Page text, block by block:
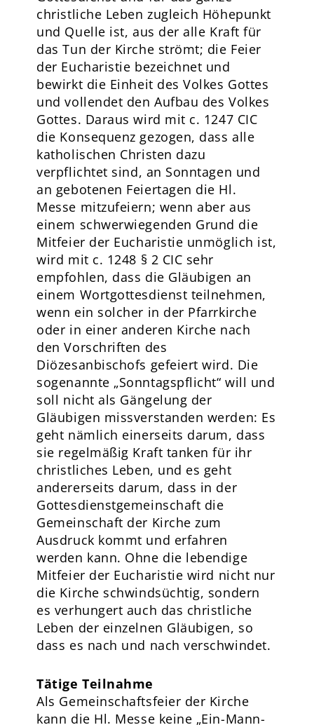
christliche Leben zugleich Höhepunkt
und Quelle ist, aus der alle Kraft für
das Tun der Kirche strömt; die Feier
der Eucharistie bezeichnet und
bewirkt die Einheit des Volkes Gottes
und vollendet den Aufbau des Volkes
Gottes. Daraus wird mit c. 1247 CIC
die Konsequenz gezogen, dass alle
katholischen Christen dazu
verpflichtet sind, an Sonntagen und
an gebotenen Feiertagen die Hl.
Messe mitzufeiern; wenn aber aus
einem schwerwiegenden Grund die
Mitfeier der Eucharistie unmöglich ist,
wird mit c. 1248 § 2 CIC sehr
empfohlen, dass die Gläubigen an
einem Wortgottesdienst teilnehmen,
wenn ein solcher in der Pfarrkirche
oder in einer anderen Kirche nach
den Vorschriften des
Diözesanbischofs gefeiert wird. Die
sogenannte „Sonntagspflicht“ will und
soll nicht als Gängelung der
Gläubigen missverstanden werden: Es
geht nämlich einerseits darum, dass
sie regelmäßig Kraft tanken für ihr
christliches Leben, und es geht
andererseits darum, dass in der
Gottesdienstgemeinschaft die
Gemeinschaft der Kirche zum
Ausdruck kommt und erfahren
werden kann. Ohne die lebendige
Mitfeier der Eucharistie wird nicht nur
die Kirche schwindsüchtig, sondern
es verhungert auch das christliche
Leben der einzelnen Gläubigen, so
dass es nach und nach verschwindet.
Tätige Teilnahme
Als Gemeinschaftsfeier der Kirche
kann die Hl. Messe keine „Ein-Mann-